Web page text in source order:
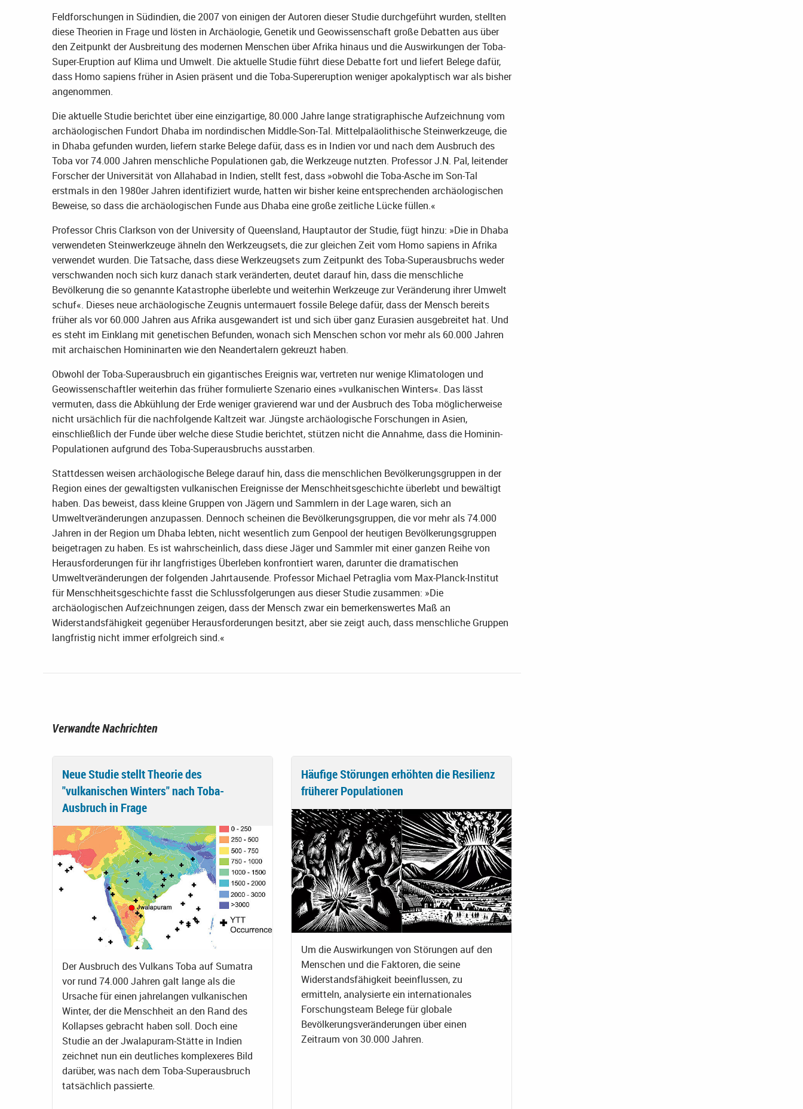
Feldforschungen in Südindien, die 2007 von einigen der Autoren dieser Studie durchgeführt wurden, stellten
diese Theorien in Frage und lösten in Archäologie, Genetik und Geowissenschaft große Debatten aus über
den Zeitpunkt der Ausbreitung des modernen Menschen über Afrika hinaus und die Auswirkungen der Toba-
Super-Eruption auf Klima und Umwelt. Die aktuelle Studie führt diese Debatte fort und liefert Belege dafür,
dass Homo sapiens früher in Asien präsent und die Toba-Supereruption weniger apokalyptisch war als bisher
angenommen.
Die aktuelle Studie berichtet über eine einzigartige, 80.000 Jahre lange stratigraphische Aufzeichnung vom
archäologischen Fundort Dhaba im nordindischen Middle-Son-Tal. Mittelpaläolithische Steinwerkzeuge, die
in Dhaba gefunden wurden, liefern starke Belege dafür, dass es in Indien vor und nach dem Ausbruch des
Toba vor 74.000 Jahren menschliche Populationen gab, die Werkzeuge nutzten. Professor J.N. Pal, leitender
Forscher der Universität von Allahabad in Indien, stellt fest, dass »obwohl die Toba-Asche im Son-Tal
erstmals in den 1980er Jahren identifiziert wurde, hatten wir bisher keine entsprechenden archäologischen
Beweise, so dass die archäologischen Funde aus Dhaba eine große zeitliche Lücke füllen.«
Professor Chris Clarkson von der University of Queensland, Hauptautor der Studie, fügt hinzu: »Die in Dhaba
verwendeten Steinwerkzeuge ähneln den Werkzeugsets, die zur gleichen Zeit vom Homo sapiens in Afrika
verwendet wurden. Die Tatsache, dass diese Werkzeugsets zum Zeitpunkt des Toba-Superausbruchs weder
verschwanden noch sich kurz danach stark veränderten, deutet darauf hin, dass die menschliche
Bevölkerung die so genannte Katastrophe überlebte und weiterhin Werkzeuge zur Veränderung ihrer Umwelt
schuf«. Dieses neue archäologische Zeugnis untermauert fossile Belege dafür, dass der Mensch bereits
früher als vor 60.000 Jahren aus Afrika ausgewandert ist und sich über ganz Eurasien ausgebreitet hat. Und
es steht im Einklang mit genetischen Befunden, wonach sich Menschen schon vor mehr als 60.000 Jahren
mit archaischen Homininarten wie den Neandertalern gekreuzt haben.
Obwohl der Toba-Superausbruch ein gigantisches Ereignis war, vertreten nur wenige Klimatologen und
Geowissenschaftler weiterhin das früher formulierte Szenario eines »vulkanischen Winters«. Das lässt
vermuten, dass die Abkühlung der Erde weniger gravierend war und der Ausbruch des Toba möglicherweise
nicht ursächlich für die nachfolgende Kaltzeit war. Jüngste archäologische Forschungen in Asien,
einschließlich der Funde über welche diese Studie berichtet, stützen nicht die Annahme, dass die Hominin-
Populationen aufgrund des Toba-Superausbruchs ausstarben.
Stattdessen weisen archäologische Belege darauf hin, dass die menschlichen Bevölkerungsgruppen in der
Region eines der gewaltigsten vulkanischen Ereignisse der Menschheitsgeschichte überlebt und bewältigt
haben. Das beweist, dass kleine Gruppen von Jägern und Sammlern in der Lage waren, sich an
Umweltveränderungen anzupassen. Dennoch scheinen die Bevölkerungsgruppen, die vor mehr als 74.000
Jahren in der Region um Dhaba lebten, nicht wesentlich zum Genpool der heutigen Bevölkerungsgruppen
beigetragen zu haben. Es ist wahrscheinlich, dass diese Jäger und Sammler mit einer ganzen Reihe von
Herausforderungen für ihr langfristiges Überleben konfrontiert waren, darunter die dramatischen
Umweltveränderungen der folgenden Jahrtausende. Professor Michael Petraglia vom Max-Planck-Institut
für Menschheitsgeschichte fasst die Schlussfolgerungen aus dieser Studie zusammen: »Die
archäologischen Aufzeichnungen zeigen, dass der Mensch zwar ein bemerkenswertes Maß an
Widerstandsfähigkeit gegenüber Herausforderungen besitzt, aber sie zeigt auch, dass menschliche Gruppen
langfristig nicht immer erfolgreich sind.«
Verwandte Nachrichten
Neue Studie stellt Theorie des
"vulkanischen Winters" nach Toba-
Ausbruch in Frage
Der Ausbruch des Vulkans Toba auf Sumatra
vor rund 74.000 Jahren galt lange als die
Ursache für einen jahrelangen vulkanischen
Winter, der die Menschheit an den Rand des
Kollapses gebracht haben soll. Doch eine
Studie an der Jwalapuram-Stätte in Indien
zeichnet nun ein deutliches komplexeres Bild
darüber, was nach dem Toba-Superausbruch
tatsächlich passierte.
Häufige Störungen erhöhten die Resilienz
früherer Populationen
Um die Auswirkungen von Störungen auf den
Menschen und die Faktoren, die seine
Widerstandsfähigkeit beeinflussen, zu
ermitteln, analysierte ein internationales
Forschungsteam Belege für globale
Bevölkerungsveränderungen über einen
Zeitraum von 30.000 Jahren.